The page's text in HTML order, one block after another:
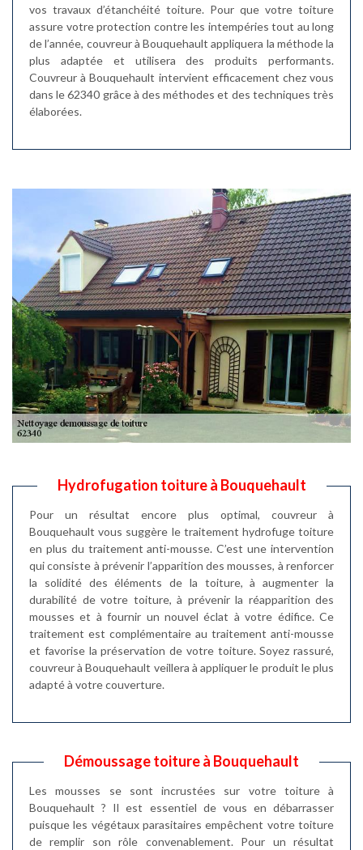
vos travaux d’étanchéité toiture. Pour que votre toiture
assure votre protection contre les intempéries tout au long
de l’année, couvreur à Bouquehault appliquera la méthode la
plus adaptée et utilisera des produits performants.
Couvreur à Bouquehault intervient efficacement chez vous
dans le 62340 grâce à des méthodes et des techniques très
élaborées.
Hydrofugation toiture à Bouquehault
Pour un résultat encore plus optimal, couvreur à
Bouquehault vous suggère le traitement hydrofuge toiture
en plus du traitement anti-mousse. C’est une intervention
qui consiste à prévenir l’apparition des mousses, à renforcer
la solidité des éléments de la toiture, à augmenter la
durabilité de votre toiture, à prévenir la réapparition des
mousses et à fournir un nouvel éclat à votre édifice. Ce
traitement est complémentaire au traitement anti-mousse
et favorise la préservation de votre toiture. Soyez rassuré,
couvreur à Bouquehault veillera à appliquer le produit le plus
adapté à votre couverture.
Démoussage toiture à Bouquehault
Les mousses se sont incrustées sur votre toiture à
Bouquehault ? Il est essentiel de vous en débarrasser
puisque les végétaux parasitaires empêchent votre toiture
de remplir son rôle convenablement. Pour un résultat